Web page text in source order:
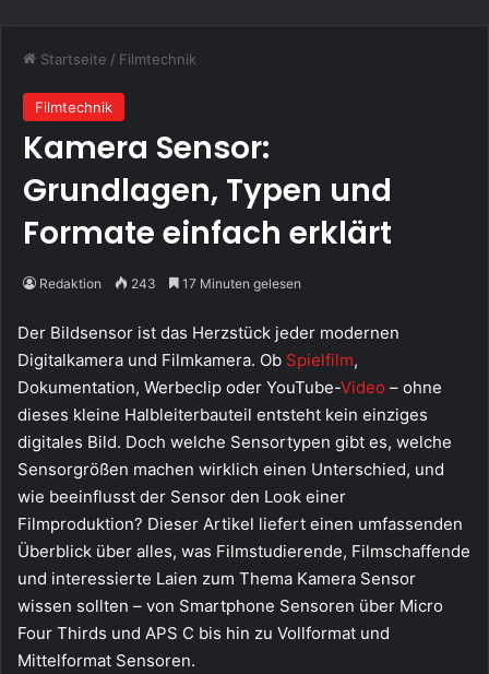
Startseite / Filmtechnik
Filmtechnik
Kamera Sensor:
Grundlagen, Typen und
Formate einfach erklärt
Redaktion 243 17 Minuten gelesen
Der Bildsensor ist das Herzstück jeder modernen
Digitalkamera und Filmkamera. Ob Spielfilm,
Dokumentation, Werbeclip oder YouTube-Video – ohne
dieses kleine Halbleiterbauteil entsteht kein einziges
digitales Bild. Doch welche Sensortypen gibt es, welche
Sensorgrößen machen wirklich einen Unterschied, und
wie beeinflusst der Sensor den Look einer
Filmproduktion? Dieser Artikel liefert einen umfassenden
Überblick über alles, was Filmstudierende, Filmschaffende
und interessierte Laien zum Thema Kamera Sensor
wissen sollten – von Smartphone Sensoren über Micro
Four Thirds und APS C bis hin zu Vollformat und
Mittelformat Sensoren.